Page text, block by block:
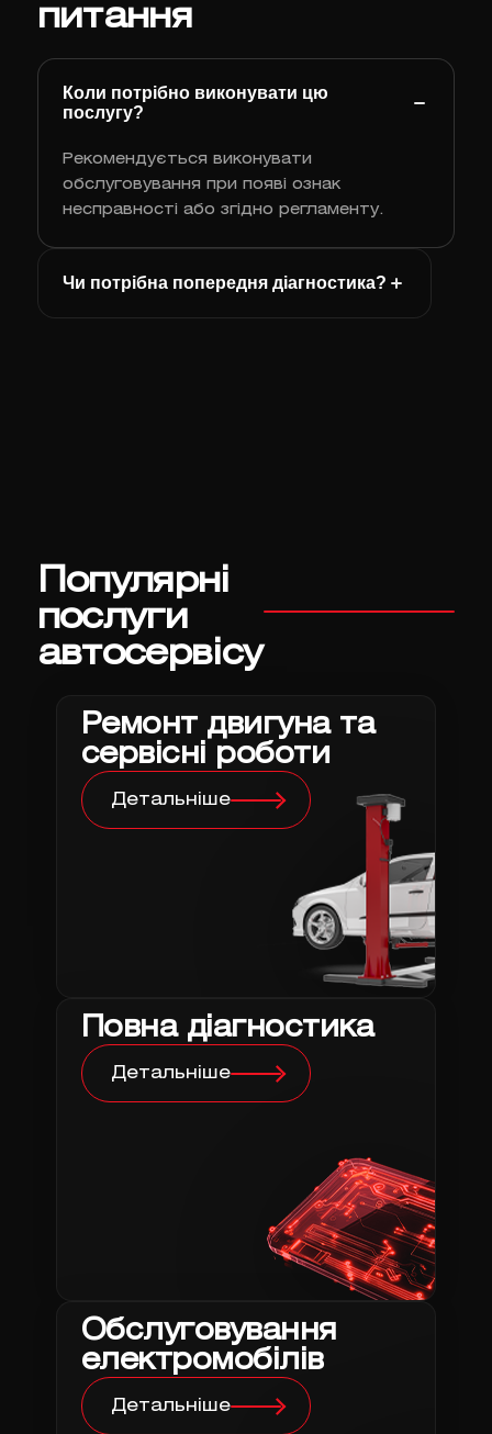
питання
Коли потрібно виконувати цю
послугу?
Рекомендується виконувати
обслуговування при появі ознак
несправності або згідно регламенту.
Чи потрібна попередня діагностика?
Популярні
послуги
автосервісу
Ремонт двигуна та
сервісні роботи
Детальніше
Повна діагностика
Детальніше
Обслуговування
електромобілів
Детальніше